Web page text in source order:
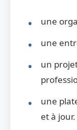
une
une
un
une
et à jour.